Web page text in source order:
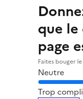
que
page
Faites bouger
Neutre
Notez la
Trop